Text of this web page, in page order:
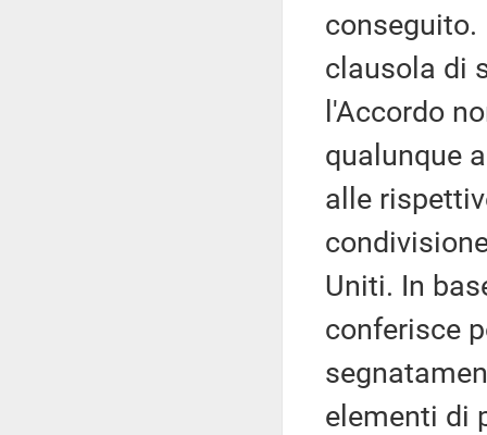
conseguito.
clausola di
l'Accordo
qualunque
alle
Uniti. In
conferisce
elementi di